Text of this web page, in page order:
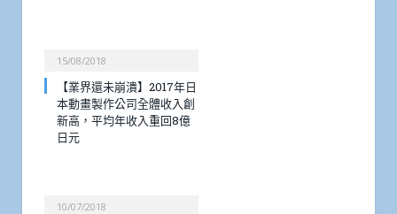
15/08/2018
【業界還未崩潰】2017年日
本動畫製作公司全體收入創
新高，平均年收入重回8億
日元
10/07/2018